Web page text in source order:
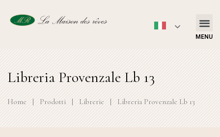
MENU
Libreria Provenzale Lb 13
Home | Prodotti | Librerie | Libreria Provenzale Lb 13